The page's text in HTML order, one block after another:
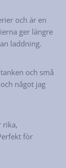
och är en
ger längre
laddning.
och små
något jag
rika,
för